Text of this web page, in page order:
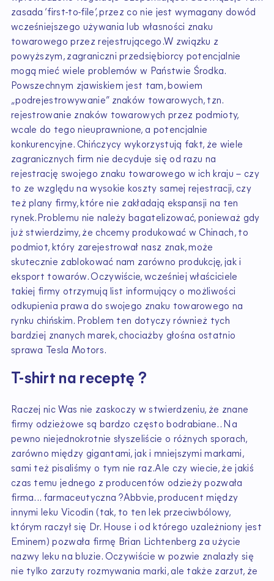
zasada ‘first-to-file’, przez co nie jest wymagany dowód
wcześniejszego używania lub własności znaku
towarowego przez rejestrującego.W związku z
powyższym, zagraniczni przedsiębiorcy potencjalnie
mogą mieć wiele problemów w Państwie Środka.
Powszechnym zjawiskiem jest tam, bowiem
„podrejestrowywanie” znaków towarowych, tzn.
rejestrowanie znaków towarowych przez podmioty,
wcale do tego nieuprawnione, a potencjalnie
konkurencyjne. Chińczycy wykorzystują fakt, że wiele
zagranicznych firm nie decyduje się od razu na
rejestrację swojego znaku towarowego w ich kraju – czy
to ze względu na wysokie koszty samej rejestracji, czy
też plany firmy, które nie zakładają ekspansji na ten
rynek.Problemu nie należy bagatelizować, ponieważ gdy
już stwierdzimy, że chcemy produkować w Chinach, to
podmiot, który zarejestrował nasz znak, może
skutecznie zablokować nam zarówno produkcję, jak i
eksport towarów. Oczywiście, wcześniej właściciele
takiej firmy otrzymują list informujący o możliwości
odkupienia prawa do swojego znaku towarowego na
rynku chińskim. Problem ten dotyczy również tych
bardziej znanych marek, chociażby głośna ostatnio
sprawa Tesla Motors.
T-shirt na receptę ?
Raczej nic Was nie zaskoczy w stwierdzeniu, że znane
firmy odzieżowe są bardzo często bodrabiane.. Na
pewno niejednokrotnie słyszeliście o różnych sporach,
zarówno między gigantami, jak i mniejszymi markami,
sami też pisaliśmy o tym nie raz.Ale czy wiecie, że jakiś
czas temu jednego z producentów odzieży pozwała
firma... farmaceutyczna ?Abbvie, producent między
innymi leku Vicodin (tak, to ten lek przeciwbólowy,
którym raczył się Dr. House i od którego uzależniony jest
Eminem) pozwała firmę Brian Lichtenberg za użycie
nazwy leku na bluzie. Oczywiście w pozwie znalazły się
nie tylko zarzuty rozmywania marki, ale także zarzut, że